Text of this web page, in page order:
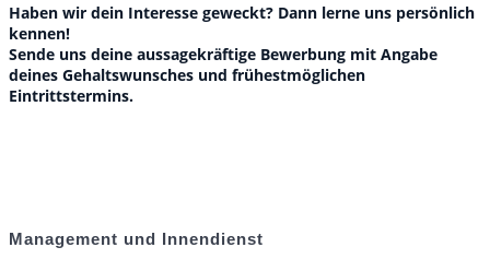
Haben wir dein Interesse geweckt? Dann lerne uns persönlich
kennen!
Sende uns deine aussagekräftige Bewerbung mit Angabe
deines Gehaltswunsches und frühestmöglichen
Eintrittstermins.
Management und Innendienst